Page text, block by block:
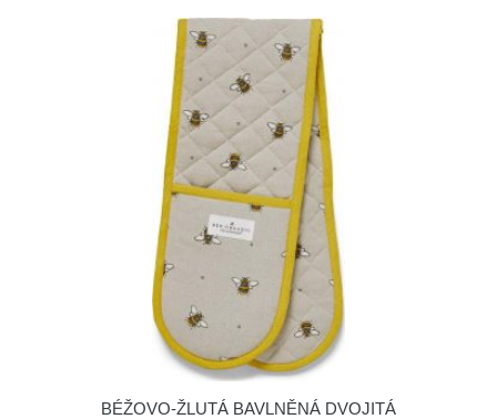
BÉŽOVO-ŽLUTÁ BAVLNĚNÁ DVOJITÁ